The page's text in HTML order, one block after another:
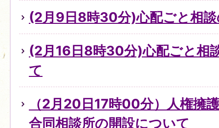
(2月9日8時30分)心配ごと相
(2月16日8時30分)心配ごと相
て
（2月20日17時00分）人権擁
合同相談所の開設について